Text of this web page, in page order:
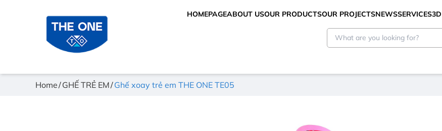
HOMEPAGEABOUT USOUR PRODUCTSOUR PROJECTSNEWSSERVICES
Home GHẾ TRẺ EM Ghế xoay trẻ em THE ONE TE05